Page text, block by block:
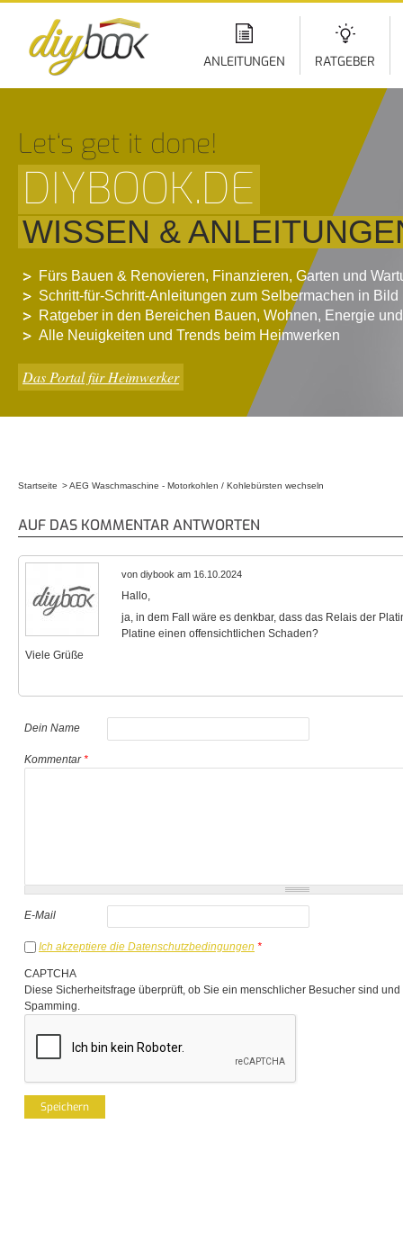
ANLEITUNGEN RATGEBER
Let‘s get it done!
DIYBOOK.DE
WISSEN &
Fürs Bauen & Renovieren, Finanzieren, Garten und
Schritt-für-Schritt-Anleitungen zum Selbermachen in Bild
Ratgeber in den Bereichen Bauen, Wohnen, Energie
Alle Neuigkeiten und Trends beim Heimwerken
Das Portal für Heimwerker
Startseite AEG Waschmaschine - Motorkohlen / Kohlebürsten wechseln
AUF DAS KOMMENTAR ANTWORTEN
von diybook am 16.10.2024
Hallo,
ja, in dem Fall wäre es denkbar, dass das Relais der
Platine einen offensichtlichen Schaden?
Viele Grüße
Dein Name
Kommentar*
E-Mail
Ich akzeptiere die Datenschutzbedingungen *
CAPTCHA
Diese Sicherheitsfrage überprüft, ob Sie ein menschlicher Besucher sind
Spamming.